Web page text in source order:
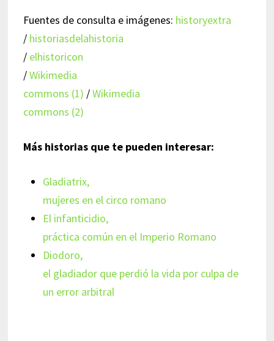
Fuentes de consulta e imágenes: historyextra
/ historiasdelahistoria
/ elhistoricon
/Wikimedia
commons (1) /Wikimedia
commons (2)
Más historias que te pueden interesar:
Gladiatrix,
mujeres en el circo romano
El infanticidio,
práctica común en el Imperio Romano
Diodoro,
el gladiador que perdió la vida por culpa de
un error arbitral